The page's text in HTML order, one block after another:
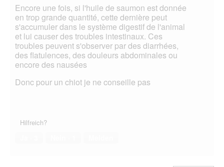
Encore une fois, si l'huile de saumon est donnée
en trop grande quantité, cette dernière peut
s'accumuler dans le système digestif de l'animal
et lui causer des troubles intestinaux. Ces
troubles peuvent s'observer par des diarrhées,
des flatulences, des douleurs abdominales ou
encore des nausées
Donc pour un chiot je ne conseille pas
Hilfreich?